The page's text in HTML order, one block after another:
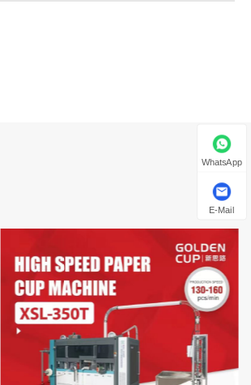
WhatsApp
E-Mail